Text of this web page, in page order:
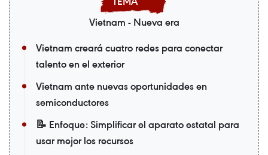
Vietnam - Nueva era
Vietnam creará cuatro redes para conectar
talento en el exterior
Vietnam ante nuevas oportunidades en
semiconductores
📝 Enfoque: Simplificar el aparato estatal para
usar mejor los recursos